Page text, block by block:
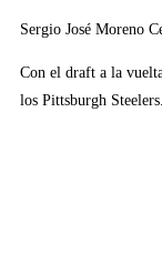
Sergio José Moreno
Con el draft a la
los Pittsburgh